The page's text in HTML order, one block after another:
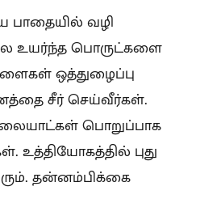
பாதையில் வழி
உயர்ந்த பொருட்களை
ஒத்துழைப்பு
சீர் செய்வீர்கள்.
பொறுப்பாக
உத்தியோகத்தில் புது
தன்னம்பிக்கை